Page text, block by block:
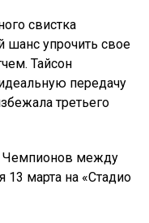
свистка
шанс упрочить свое
Тайсон
передачу
третьего
Чемпионов между
13 марта на «Стадио